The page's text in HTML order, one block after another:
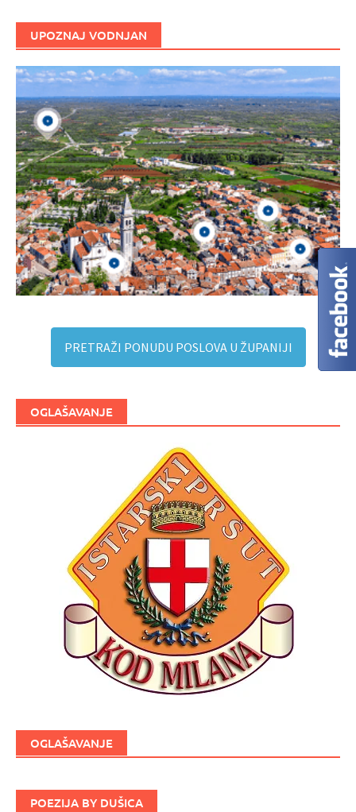
UPOZNAJ VODNJAN
PRETRAŽI PONUDU POSLOVA U ŽUPANIJI
OGLAŠAVANJE
OGLAŠAVANJE
POEZIJA BY DUŠICA